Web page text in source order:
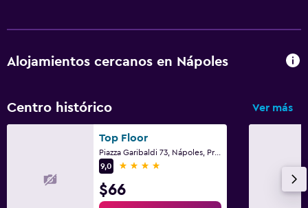
Alojamientos cercanos en Nápoles
Centro histórico Ver más
Top Floor
Piazza Garibaldi 73, Nápoles, Provincia de Nápoles
9,0
4 estrellas
$66